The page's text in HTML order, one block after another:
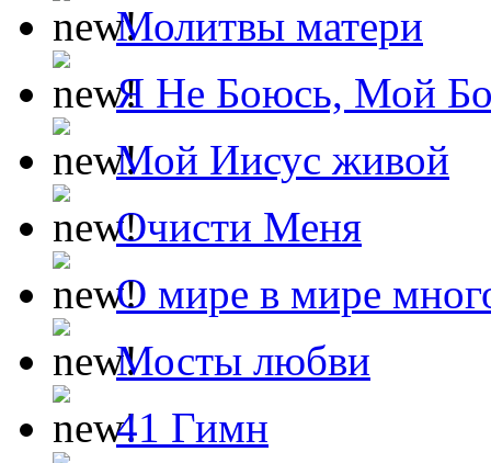
Молитвы матери
Я Не Боюсь, Мой
Мой Иисус живой
Очисти Меня
О мире в мире
Мосты любви
41 Гимн